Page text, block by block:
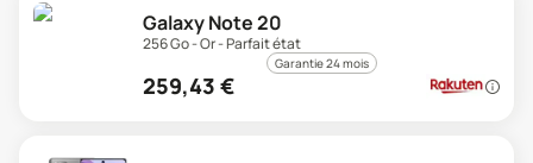
Galaxy Note 20
256 Go - Or - Parfait état
Garantie 24 mois
259,43 €